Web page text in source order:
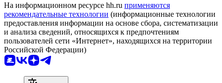
На информационном ресурсе hh.ru применяются
рекомендательные технологии (информационные технологии
предоставления информации на основе сбора, систематизации
и анализа сведений, относящихся к предпочтениям
пользователей сети «Интернет», находящихся на территории
Российской Федерации)